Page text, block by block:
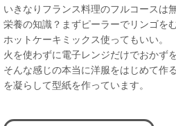
いきなりフランス料理のフルコースは
栄養の知識？まずピーラーでリンゴを
ホットケーキミックス使ってもいい。
火を使わずに電子レンジだけでおかず
そんな感じの本当に洋服をはじめて作
を凝らして型紙を作っています。